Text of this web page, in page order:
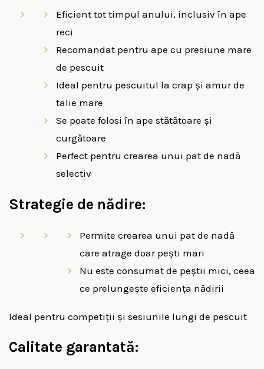
Eficient tot timpul anului, inclusiv în ape
reci
Recomandat pentru ape cu presiune mare
de pescuit
Ideal pentru pescuitul la crap și amur de
talie mare
Se poate folosi în ape stătătoare și
curgătoare
Perfect pentru crearea unui pat de nadă
selectiv
Strategie de nădire:
Permite crearea unui pat de nadă
care atrage doar pești mari
Nu este consumat de peștii mici, ceea
ce prelungește eficiența nădirii
Ideal pentru competiții și sesiunile lungi de pescuit
Calitate garantată: